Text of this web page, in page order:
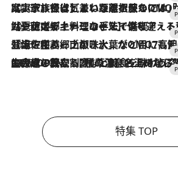
2026.7.31
【ホテル帰省】という選択肢をOMOが提案。家族とほどよい距離を保つには「昼は実家、夜は気兼ねなくホテルで！」
2026.7.24
【夏限定ディナーコース】旬を迎える稚鮎や花ズッキーニなどをイタリア・トスカーナの郷土料理の手法で満喫！
2026.7.17
「土佐和ハーブかき氷」がOMO7高知に登場！生姜、山椒、大葉など目にも舌にも涼を呼ぶ郷土の味
2026.7.10
NEW OPEN！【界 草津】名湯の地に誕生。趣の異なる2種の温泉と上州ならではの会席・蕎麦割烹など美食を味わう究極の癒やし旅
特集 TOP